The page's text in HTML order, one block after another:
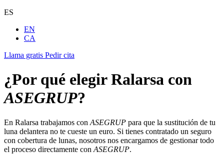
ES
EN
CA
Llama gratis Pedir cita
¿Por qué elegir Ralarsa con
ASEGRUP?
En Ralarsa trabajamos con ASEGRUP para que la sustitución de tu
luna delantera no te cueste un euro. Si tienes contratado un seguro
con cobertura de lunas, nosotros nos encargamos de gestionar todo
el proceso directamente con ASEGRUP.